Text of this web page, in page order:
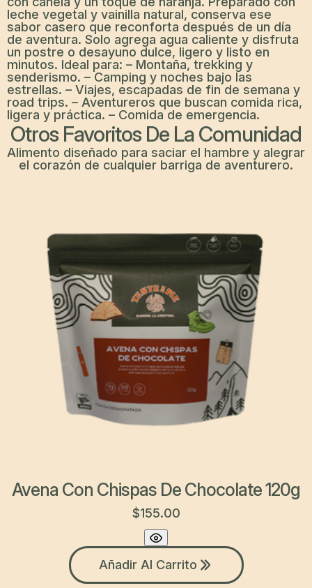
leche vegetal y vainilla natural, conserva ese
sabor casero que reconforta después de un día
de aventura. Solo agrega agua caliente y disfruta
un postre o desayuno dulce, ligero y listo en
minutos. Ideal para: – Montaña, trekking y
senderismo. – Camping y noches bajo las
estrellas. – Viajes, escapadas de fin de semana y
road trips. – Aventureros que buscan comida rica,
ligera y práctica. – Comida de emergencia.
Otros Favoritos De La Comunidad
Alimento diseñado para saciar el hambre y alegrar
el corazón de cualquier barriga de aventurero.
Avena Con Chispas De Chocolate 120g
$155.00
Añadir Al Carrito